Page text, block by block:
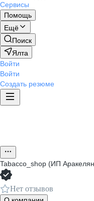
Сервисы
Помощь
Ещё
Поиск
Ялта
Войти
Войти
Создать резюме
Tabacco_shop (ИП
Нет отзывов